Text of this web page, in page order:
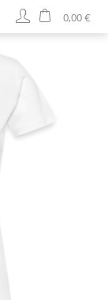
0,00 €